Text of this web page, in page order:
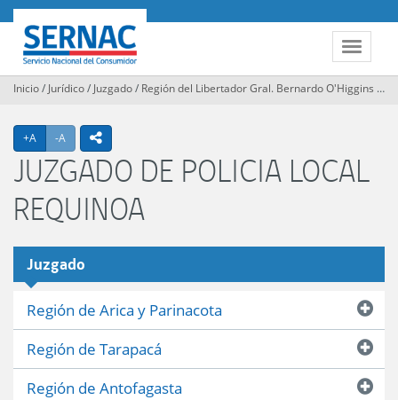
Contenido
principal
Toggle
SERNAC
Inicio/ Jurídico/ Juzgado/ Región del Libertador Gral. Bernardo O'Higgins
+A Agrandar texto
-A Achicar textoicono compartir
JUZGADO DE POLICIA LOCAL
REQUINOA
Juzgado
Región de Arica y Parinacota
Región de Tarapacá
Región de Antofagasta